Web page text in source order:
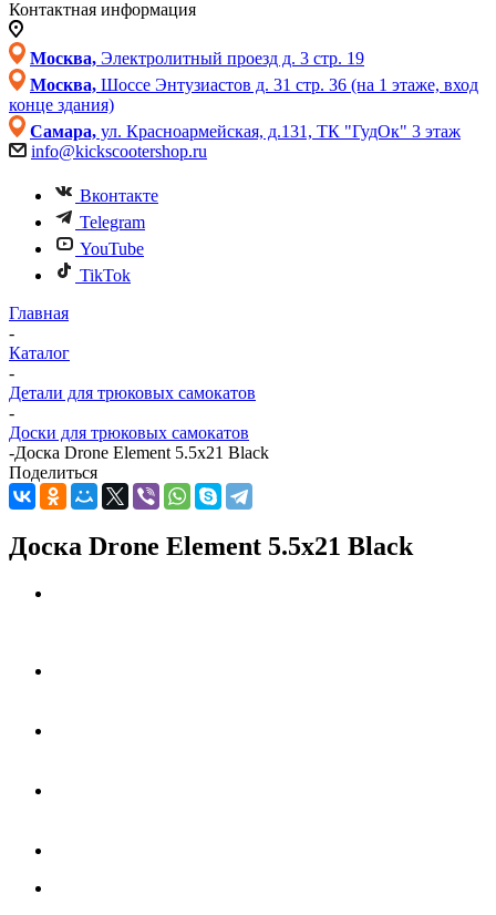
Контактная информация
Москва, Электролитный проезд д. 3 стр. 19
Москва, Шоссе Энтузиастов д. 31 стр. 36 (на 1 этаже, вход
конце здания)
Самара, ул. Красноармейская, д.131, ТК "ГудОк" 3 этаж
info@kickscootershop.ru
Вконтакте
Telegram
YouTube
TikTok
Главная
-
Каталог
-
Детали для трюковых самокатов
-
Доски для трюковых самокатов
-Доска Drone Element 5.5x21 Black
Поделиться
Доска Drone Element 5.5x21 Black